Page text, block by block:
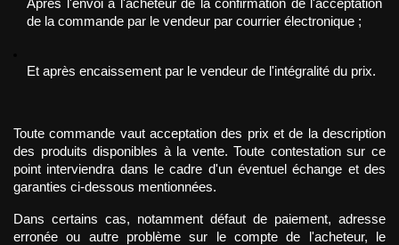
Après l'envoi à l'acheteur de la confirmation de l'acceptation
de la commande par le vendeur par courrier électronique ;
Et après encaissement par le vendeur de l'intégralité du prix.
Toute commande vaut acceptation des prix et de la description
des produits disponibles à la vente. Toute contestation sur ce
point interviendra dans le cadre d'un éventuel échange et des
garanties ci-dessous mentionnées.
Dans certains cas, notamment défaut de paiement, adresse
erronée ou autre problème sur le compte de l'acheteur, le